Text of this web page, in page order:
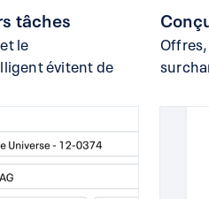
tâches
le
évitent de